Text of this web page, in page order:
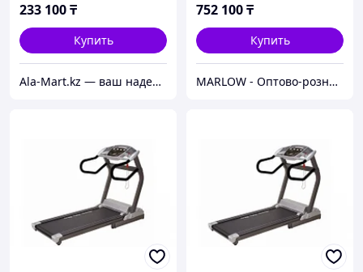
233 100₸
Купить
Ala-Mart.kz — ваш надежный партнер в мире качественных товаров.
752 100₸
Купить
MARLOW - Оптово-розничный склад.